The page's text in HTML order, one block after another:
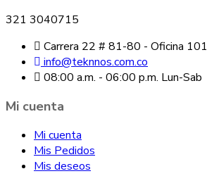
321 3040715
Carrera 22 # 81-80 - Oficina
info@teknnos.com.co
08:00 a.m. - 06:00 p.m. Lun-Sab
Mi cuenta
Mi cuenta
Mis Pedidos
Mis deseos